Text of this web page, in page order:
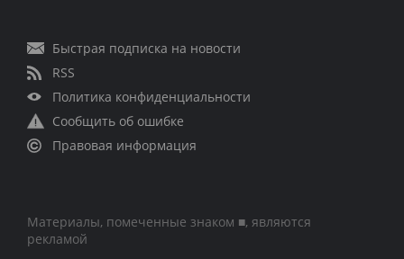
Быстрая подписка на новости
RSS
Политика конфиденциальности
Сообщить об ошибке
Правовая информация
Материалы, помеченные знаком ■, являются
рекламой